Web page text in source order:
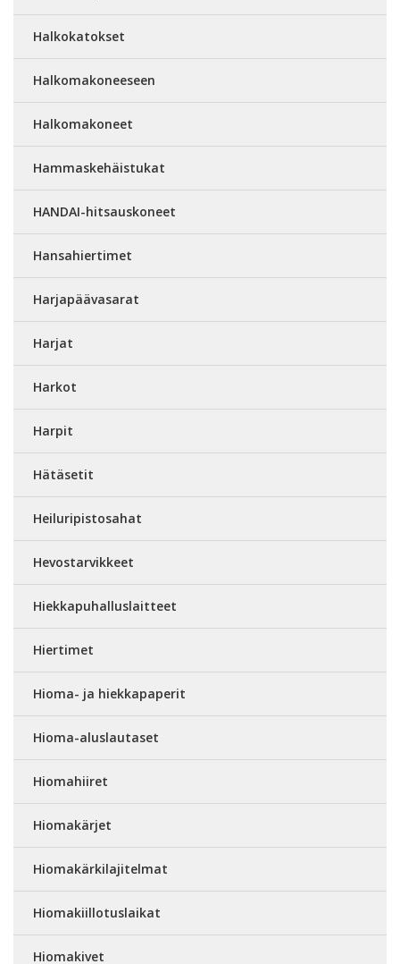
Halkokatokset
Halkomakoneeseen
Halkomakoneet
Hammaskehäistukat
HANDAI-hitsauskoneet
Hansahiertimet
Harjapäävasarat
Harjat
Harkot
Harpit
Hätäsetit
Heiluripistosahat
Hevostarvikkeet
Hiekkapuhalluslaitteet
Hiertimet
Hioma- ja hiekkapaperit
Hioma-aluslautaset
Hiomahiiret
Hiomakärjet
Hiomakärkilajitelmat
Hiomakiillotuslaikat
Hiomakivet